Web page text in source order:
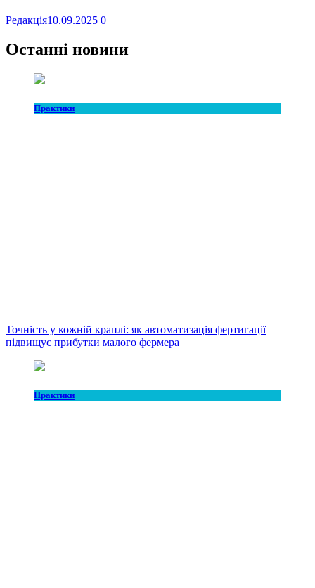
Редакція10.09.2025 0
Останні новини
Практики
Точність у кожній краплі: як автоматизація фертигації
підвищує прибутки малого фермера
Практики